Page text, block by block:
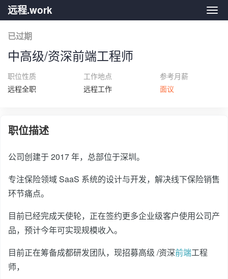
远
远程.work
已过期
中高级/资深前端工程师
职位性质
远程全职
工作地点
远程工作
参考月薪
面议
职位描述
公司创建于 2017 年，总部位于深圳。
专注保险领域 SaaS 系统的设计与开发，解决线下保险销售
环节痛点。
目前已经完成天使轮，正在签约更多企业级客户使用公司产
品，预计今年可实现规模收入。
目前正在筹备成都研发团队，现招募高级 /资深前端工程
师，